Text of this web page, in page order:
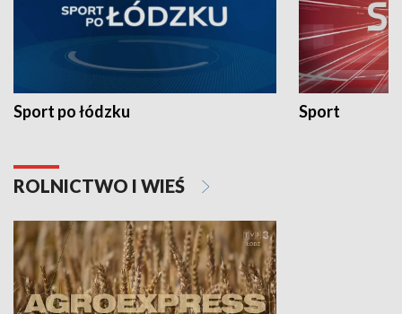
Sport po łódzku Sport
ROLNICTWO I WIEŚ